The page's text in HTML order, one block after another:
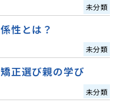
未分類
性とは？
未分類
正選び親の学び
未分類